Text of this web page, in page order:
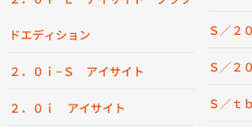
ドエディション
２．０ｉ−Ｓ アイサイト
２．０ｉ アイサイト
Ｓ／２
Ｓ／２
Ｓ／ｔ